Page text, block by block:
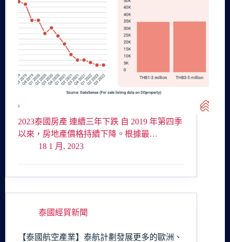
2023泰國房產 連續三年下跌 自 2019 年第四季
以來，房地產價格持續下降。根據最…
18 1 月, 2023
泰國經貿新聞
【泰國航空產業】泰航計劃發展更多的歐洲、